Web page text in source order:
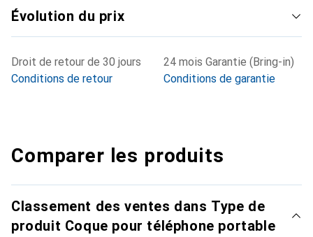
Évolution du prix
Droit de retour de 30 jours
Conditions de retour
24 mois Garantie (Bring-in)
Conditions de garantie
Comparer les produits
Classement des ventes dans Type de
produit Coque pour téléphone portable